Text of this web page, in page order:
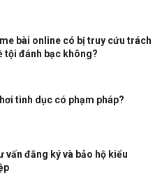
bài online có bị truy cứu trách
tội đánh bạc không?
tình dục có phạm pháp?
vấn đăng ký và bảo hộ kiểu